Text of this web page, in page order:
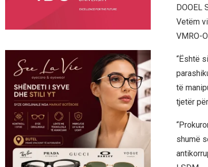
DOOEL
Vetëm
VMRO-
“Është
të
tjetër
shumë